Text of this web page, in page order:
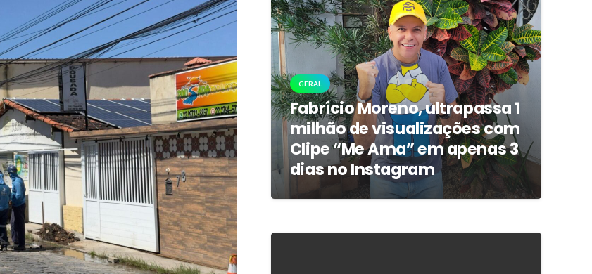
GERAL
Fabrício Moreno, ultrapassa 1
milhão de visualizações com
Clipe “Me Ama” em apenas 3
dias no Instagram